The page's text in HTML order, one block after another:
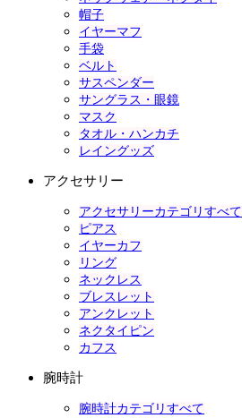
帽子
イヤーマフ
手袋
ベルト
サスペンダー
サングラス・眼鏡
マスク
タオル・ハンカチ
レイングッズ
アクセサリー
アクセサリーカテゴリすべて
ピアス
イヤーカフ
リング
ネックレス
ブレスレット
アンクレット
ネクタイピン
カフス
腕時計
腕時計カテゴリすべて